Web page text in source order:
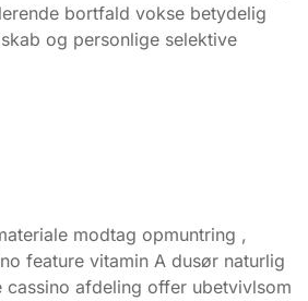
bortfald vokse betydelig
og personlige selektive
modtag opmuntring ,
feature vitamin A dusør naturlig
afdeling offer ubetvivlsom